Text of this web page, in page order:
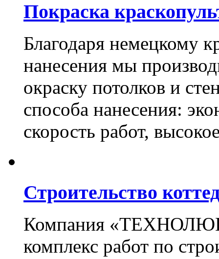
Покраска
Благодаря немецкому
нанесения мы
окраску потолков и
способа нанесения:
скорость работ,
Строительство
Компания
комплекс работ по